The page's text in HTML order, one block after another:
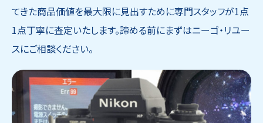
てきた商品価値を最大限に見出すために専門スタッフが1点
1点丁寧に査定いたします。諦める前にまずはニーゴ・リユー
スにご相談ください。